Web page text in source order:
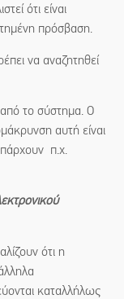
ότι είναι
πρόσβαση.
να αναζητηθεί
το σύστημα. Ο
αυτή είναι
π.χ.
ότι η
καταλλήλως